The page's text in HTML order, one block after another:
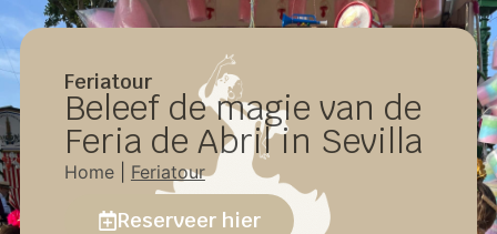
Feriatour
Beleef de magie van de
Feria de Abril in Sevilla
Home| Feriatour
Reserveer hier